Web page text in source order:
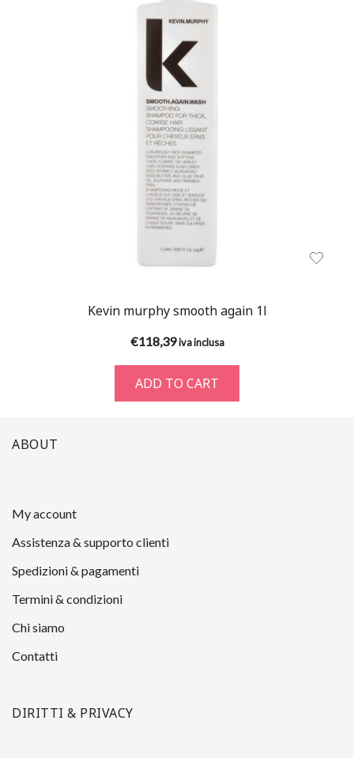
Kevin murphy smooth again 1l
€118,39 iva inclusa
ADD TO CART
ABOUT
My account
Assistenza & supporto clienti
Spedizioni & pagamenti
Termini & condizioni
Chi siamo
Contatti
DIRITTI & PRIVACY